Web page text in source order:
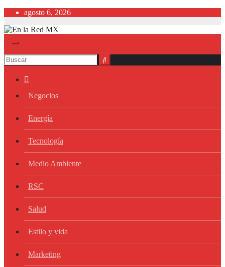
Saltar
contenido
agosto 6, 2026
Negocios
Energía
Tecnología
Medio Ambiente
RSC
Salud
Estilo y vida
Marketing